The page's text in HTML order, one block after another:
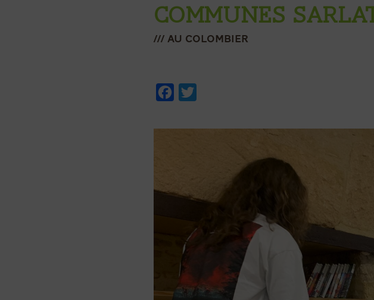
COMMUNES
/// Au Colombier
Facebook